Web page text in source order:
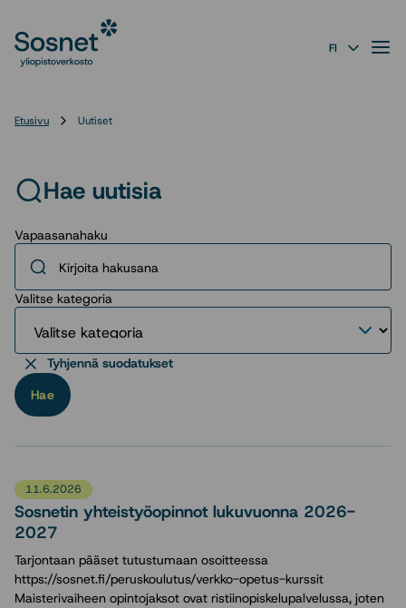
suoraan
sisältöön
FI
Etusivu Uutiset
Hae uutisia
Vapaasanahaku
Valitse kategoria
Hae
Tyhjennä suodatukset
11.6.2026
Sosnetin yhteistyöopinnot lukuvuonna 2026-
2027
Tarjontaan pääset tutustumaan osoitteessa
https://sosnet.fi/peruskoulutus/verkko-opetus-kurssit
Maisterivaiheen opintojaksot ovat ristiinopiskelupalvelussa, joten